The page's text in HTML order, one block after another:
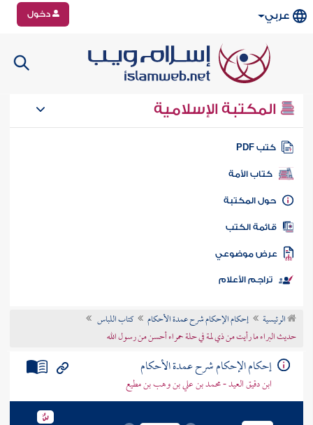
عربي دخول
المكتبة الإسلامية
كتب PDF
كتاب الأمة
المكتبة
الكتب
موضوعي
تراجم الأعلام
الرئيسية إحكام الإحكام شرح عمدة الأحكام
كتاب اللباس
حديث البراء ما رأيت من ذي لمة في حلة حمراء أحسن من رسول الله
إحكام الإحكام شرح عمدة الأحكام
ابن دقيق العيد - محمد بن علي بن وهب بن مطيع